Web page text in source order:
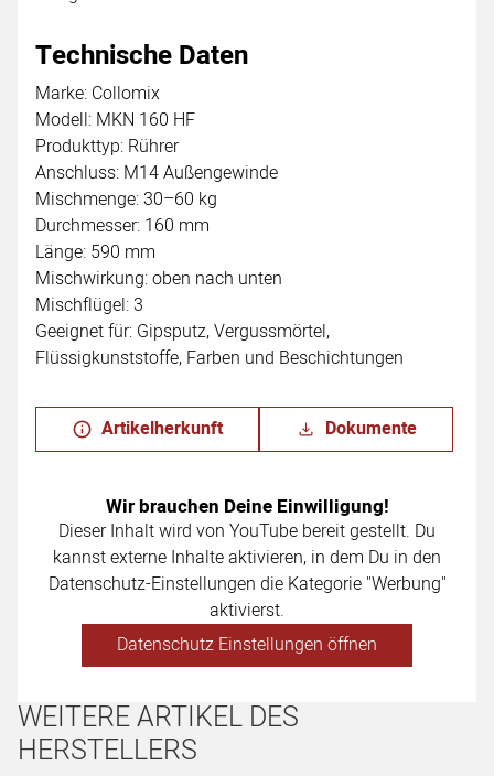
Technische Daten
Marke: Collomix
Modell: MKN 160 HF
Produkttyp: Rührer
Anschluss: M14 Außengewinde
Mischmenge: 30–60 kg
Durchmesser: 160 mm
Länge: 590 mm
Mischwirkung: oben nach unten
Mischflügel: 3
Geeignet für: Gipsputz, Vergussmörtel,
Flüssigkunststoffe, Farben und Beschichtungen
Artikelherkunft Dokumente
Wir brauchen Deine Einwilligung!
Dieser Inhalt wird von YouTube bereit gestellt. Du
kannst externe Inhalte aktivieren, in dem Du in den
Datenschutz-Einstellungen die Kategorie "Werbung"
aktivierst.
Datenschutz Einstellungen öffnen
WEITERE ARTIKEL DES
HERSTELLERS
Artikel überspringen